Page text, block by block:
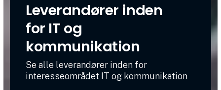
Leverandører inden
for IT og
kommunikation
Se alle leverandører inden for
interesseområdet IT og kommunikation